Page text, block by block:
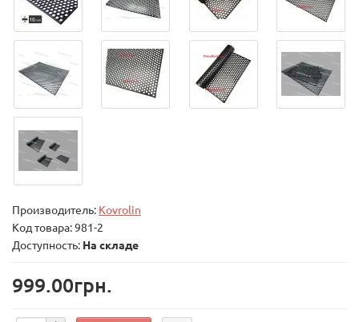
Производитель: Kovrolin
Код товара:981-2
Доступность: На складе
999.00грн.